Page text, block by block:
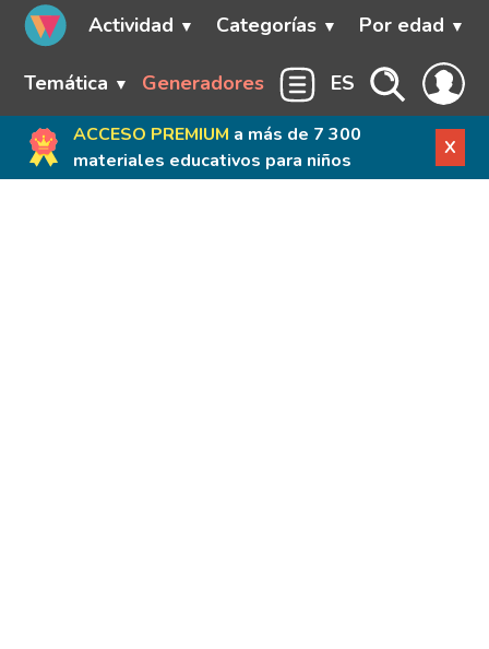
Actividad Categorías Por edad
Temática Generadores ES
ACCESO PREMIUM a más de 7 300
materiales educativos para niños
X